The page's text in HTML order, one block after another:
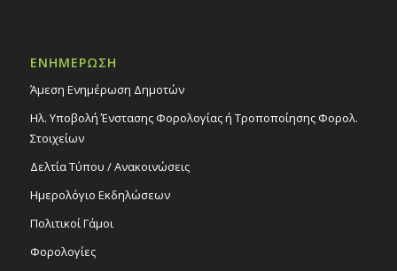
ΕΝΗΜΕΡΩΣΗ
Άμεση Ενημέρωση Δημοτών
Ηλ. Υποβολή Ένστασης Φορολογίας ή Τροποποίησης Φορολ.
Στοιχείων
Δελτία Τύπου / Ανακοινώσεις
Ημερολόγιο Εκδηλώσεων
Πολιτικοί Γάμοι
Φορολογίες